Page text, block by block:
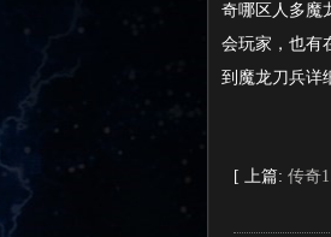
奇哪区人多魔
会玩家，也有
到魔龙刀兵详
[ 上篇: 传奇